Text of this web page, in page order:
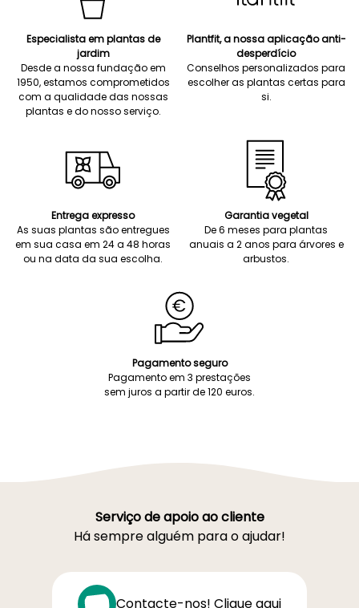
Especialista em plantas de
jardim
Desde a nossa fundação em
1950, estamos comprometidos
com a qualidade das nossas
plantas e do nosso serviço.
Plantfit, a nossa aplicação anti-
desperdício
Conselhos personalizados para
escolher as plantas certas para
si.
Entrega expresso
As suas plantas são entregues
em sua casa em 24 a 48 horas
ou na data da sua escolha.
Garantia vegetal
De 6 meses para plantas
anuais a 2 anos para árvores e
arbustos.
Pagamento seguro
Pagamento em 3 prestações
sem juros a partir de 120 euros.
Serviço de apoio ao cliente
Há sempre alguém para o ajudar!
Contacte-nos! Clique aqui